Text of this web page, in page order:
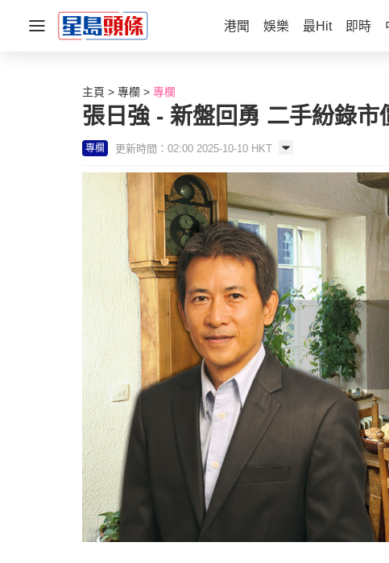
港聞 娛樂 最Hit 即時
主頁 專欄 專欄
張日強 - 新盤回勇 二手紛錄
專欄 更新時間：02:00 2025-10-10 HKT